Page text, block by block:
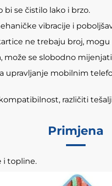
se čistilo lako i brzo.
vibracije i
ne trebaju broj,
može se slobodno
upravljanje mobilnim
različiti
Primjena
i topline.